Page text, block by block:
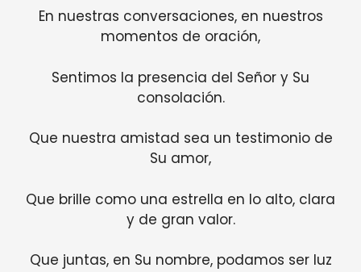
En nuestras conversaciones, en nuestros
momentos de oración,
Sentimos la presencia del Señor y Su
consolación.
Que nuestra amistad sea un testimonio de
Su amor,
Que brille como una estrella en lo alto, clara
y de gran valor.
Que juntas, en Su nombre, podamos ser luz